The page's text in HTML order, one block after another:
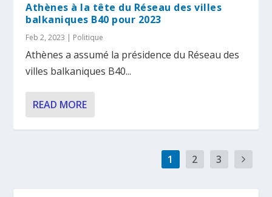
Athènes à la tête du Réseau des villes
balkaniques B40 pour 2023
Feb 2, 2023 | Politique
Athènes a assumé la présidence du Réseau des
villes balkaniques B40...
READ MORE
1 2 3